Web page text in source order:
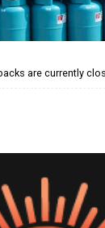
are currently